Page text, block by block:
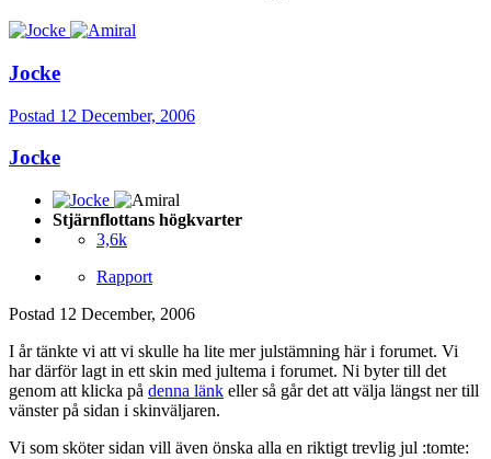
Jocke
Postad 12 December, 2006
Jocke
Stjärnflottans högkvarter
3,6k
Rapport
Postad 12 December, 2006
I år tänkte vi att vi skulle ha lite mer julstämning här i forumet. Vi
har därför lagt in ett skin med jultema i forumet. Ni byter till det
genom att klicka på denna länk eller så går det att välja längst ner till
vänster på sidan i skinväljaren.
Vi som sköter sidan vill även önska alla en riktigt trevlig jul :tomte: